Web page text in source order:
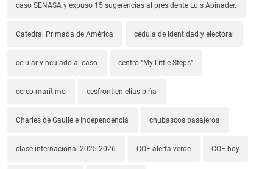
caso SENASA y expuso 15 sugerencias al presidente Luis Abinader.
Catedral Primada de América cédula de identidad y electoral
celular vinculado al caso centro “My Little Steps”
cerco marítimo cesfront en elias piña
Charles de Gaulle e Independencia chubascos pasajeros
clase internacional 2025-2026 COE alerta verde COE hoy